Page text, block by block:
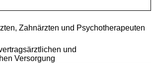
Zahnärzten und Psychotherapeuten
und
Versorgung